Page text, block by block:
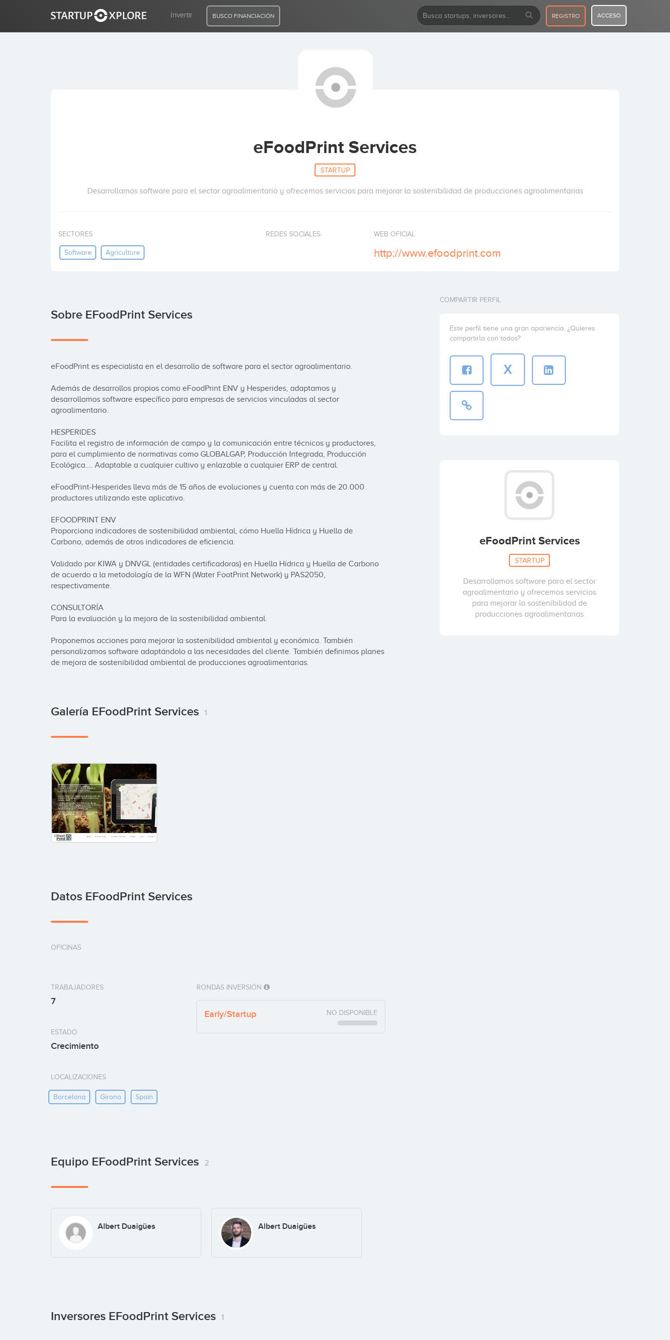
Invertir BUSCO FINANCIACIÓN REGISTRO ACCESO
eFoodPrint Services
STARTUP
Desarrollamos software para el sector agroalimentario y ofrecemos servicios para mejorar la sostenibilidad de producciones agroalimentarias
SECTORES
Software Agriculture
REDES SOCIALES WEB OFICIAL
http://www.efoodprint.com
Sobre EFoodPrint Services
eFoodPrint es especialista en el desarrollo de software para el sector agroalimentario.
Además de desarrollos propios como eFoodPrint ENV y Hesperides, adaptamos y
desarrollamos software específico para empresas de servicios vinculadas al sector
agroalimentario.
HESPERIDES
Facilita el registro de información de campo y la comunicación entre técnicos y productores,
para el cumplimiento de normativas como GLOBALGAP, Producción Integrada, Producción
Ecológica…. Adaptable a cualquier cultivo y enlazable a cualquier ERP de central.
eFoodPrint-Hesperides lleva más de 15 años de evoluciones y cuenta con más de 20.000
productores utilizando este aplicativo.
EFOODPRINT ENV
Proporciona indicadores de sostenibilidad ambiental, cómo Huella Hídrica y Huella de
Carbono, además de otros indicadores de eficiencia.
Validado por KIWA y DNVGL (entidades certificadoras) en Huella Hídrica y Huella de Carbono
de acuerdo a la metodología de la WFN (Water FootPrint Network) y PAS2050,
respectivamente.
CONSULTORÍA
Para la evaluación y la mejora de la sostenibilidad ambiental.
Proponemos acciones para mejorar la sostenibilidad ambiental y económica. También
personalizamos software adaptándolo a las necesidades del cliente. También definimos planes
de mejora de sostenibilidad ambiental de producciones agroalimentarias.
Galería EFoodPrint Services 1
Datos EFoodPrint Services
OFICINAS
TRABAJADORES
7
ESTADO
Crecimiento
LOCALIZACIONES
Barcelona Girona Spain
RONDAS INVERSIÓN
Early/Startup NO DISPONIBLE
Equipo EFoodPrint Services 2
Albert Duaigües Albert Duaigües
Inversores EFoodPrint Services 1
COMPARTIR PERFIL
Este perfil tiene una gran apariencia. ¿Quieres
compartirlo con todos?
X
eFoodPrint Services
STARTUP
Desarrollamos software para el sector
agroalimentario y ofrecemos servicios
para mejorar la sostenibilidad de
producciones agroalimentarias